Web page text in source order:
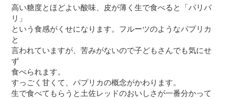
高い糖度とほどよい酸味、皮が薄く生で食べると「パリパ
リ」
という食感がくせになります。フルーツのようなパプリカ
と
言われていますが、苦みがないので子どもさんでも気にせ
ず
食べられます。
すっごく甘くて、パプリカの概念がかわります。
生で食べてもらうと土佐レッドのおいしさが一番分かって